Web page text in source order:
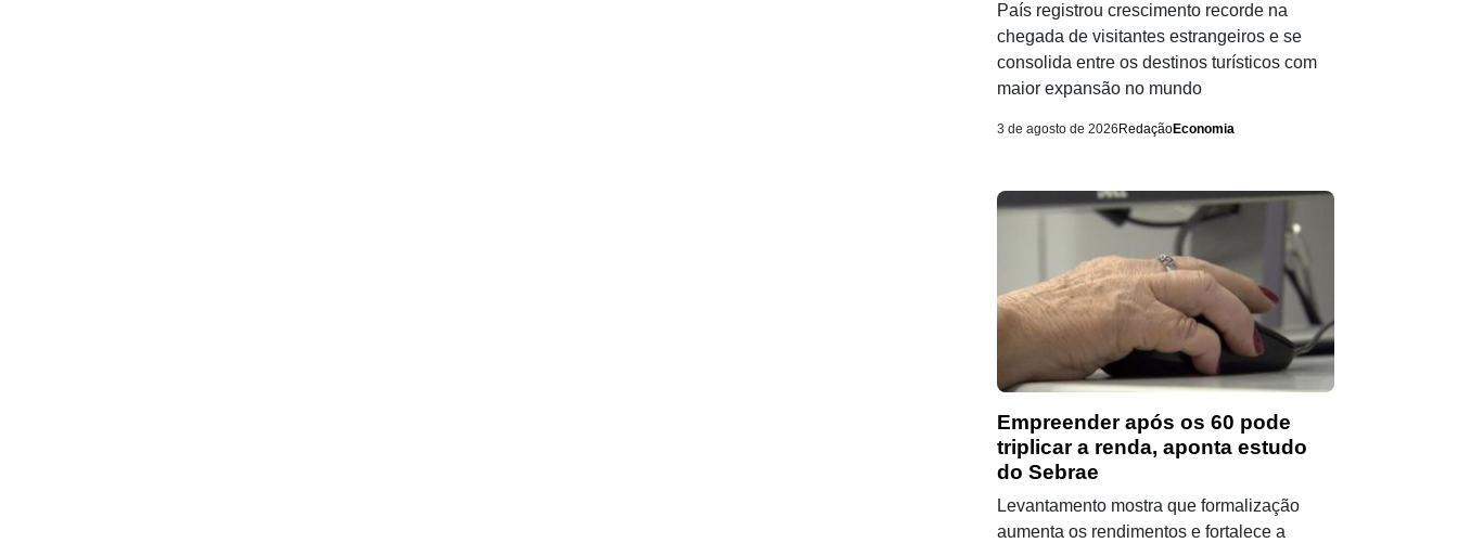
País registrou crescimento recorde na
chegada de visitantes estrangeiros e se
consolida entre os destinos turísticos com
maior expansão no mundo
3 de agosto de 2026 RedaçãoEconomia
Empreender após os 60 pode
triplicar a renda, aponta estudo
do Sebrae
Levantamento mostra que formalização
aumenta os rendimentos e fortalece a